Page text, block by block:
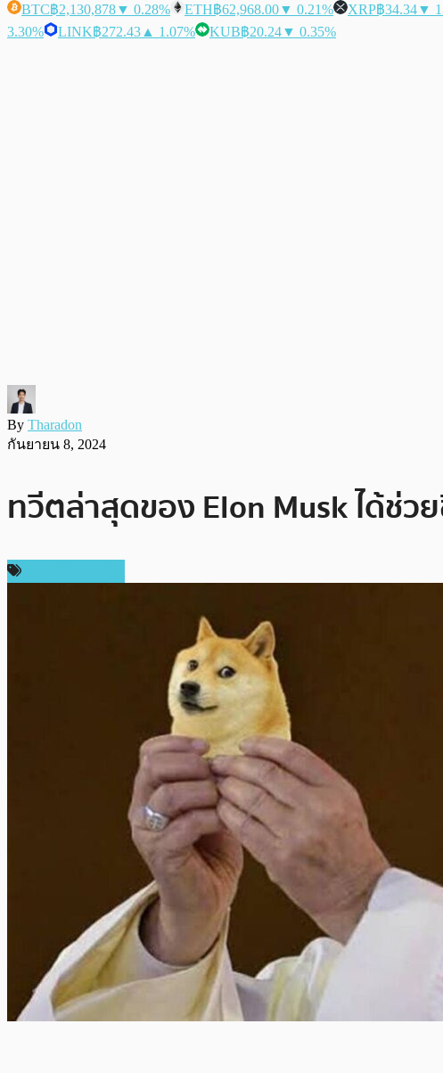
BTC฿2,130,878▼ 0.28% ETH฿62,968.00▼ 0.21% XRP฿34.34▼
3.30%
LINK฿272.43 ▲ 1.07% KUB฿20.24▼ 0.35%
By Tharadon
กันยายน 8, 2024
ทวีตล่าสุดของ Elon Musk ได้ช่ว